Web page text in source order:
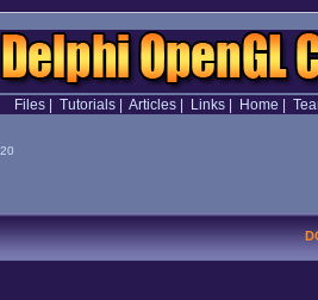
Files| Tutorials| Articles| Links| Home